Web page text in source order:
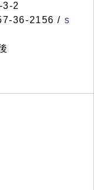
2
36-2156 / s